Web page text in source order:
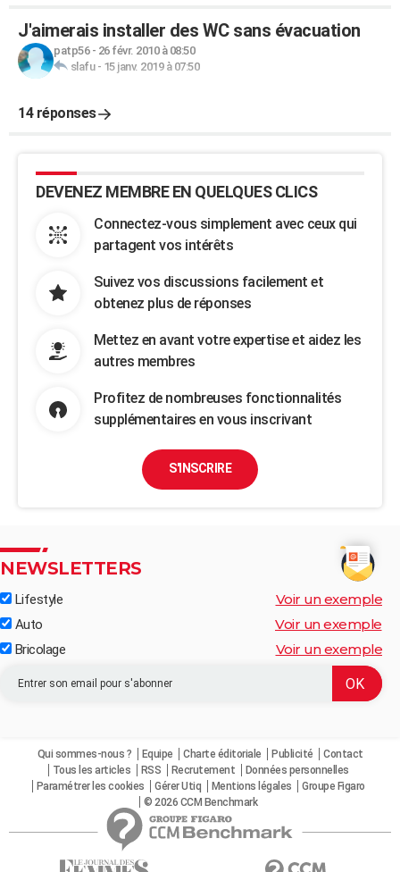
J'aimerais installer des WC sans évacuation
patp56- 26 févr. 2010 à 08:50
slafu- 15 janv. 2019 à 07:50
14 réponses
DEVENEZ MEMBRE EN QUELQUES CLICS
Connectez-vous simplement avec ceux qui
partagent vos intérêts
Suivez vos discussions facilement et
obtenez plus de réponses
Mettez en avant votre expertise et aidez les
autres membres
Profitez de nombreuses fonctionnalités
supplémentaires en vous inscrivant
S'INSCRIRE
NEWSLETTERS
Lifestyle Voir un exemple
Auto Voir un exemple
Bricolage Voir un exemple
Qui sommes-nous ? Equipe Charte éditoriale Publicité
Contact
Tous les articles
RSS Recrutement
Données personnelles
Paramétrer les cookies
Gérer Utiq Mentions légales
Groupe Figaro
© 2026 CCM Benchmark